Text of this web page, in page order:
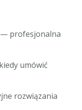
— profesjonalna
umówić
rozwiązania